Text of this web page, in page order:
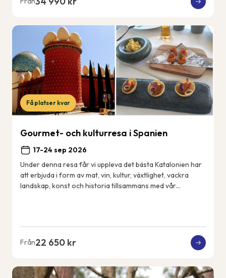
Få platser kvar
Gourmet- och kulturresa i Spanien
17-24 sep 2026
Under denna resa får vi uppleva det bästa Katalonien har
att erbjuda i form av mat, vin, kultur, växtlighet, vackra
landskap, konst och historia tillsammans med vår
Från22 650 kr